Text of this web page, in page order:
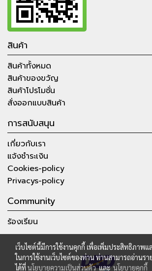
สินค้า
สินค้าทั้งหมด
สินค้าของขวัญ
สินค้าโปรโมชั่น
สั่งออกแบบสินค้า
การสนับสนุน
เกี่ยวกับเรา
แจ้งชำระเงิน
Cookies-policy
Privacys-policy
Community
ร้องเรียน
เว็บไซต์นี้มีการใช้งานคุกกี้ เพื่อเพิ่มประสิทธิภาพ
ในการใช้งานเว็บไซต์ของท่าน ท่านสามารถอ่านรา
ได้ที่นโยบายความเป็นส่วนตัวและนโยบายคุกกี้